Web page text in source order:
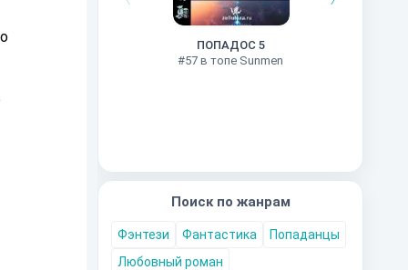
ПОПАДОС 5
#57 в топе Sunmen
Поиск по жанрам
Фэнтези Фантастика
Попаданцы
Любовный роман